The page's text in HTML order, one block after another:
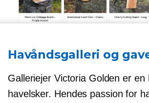
Havåndsgalleri og
Galleriejer Victoria Golden er en
havelsker. Hendes passion for